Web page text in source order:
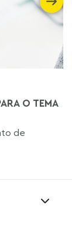
O TEMA
de